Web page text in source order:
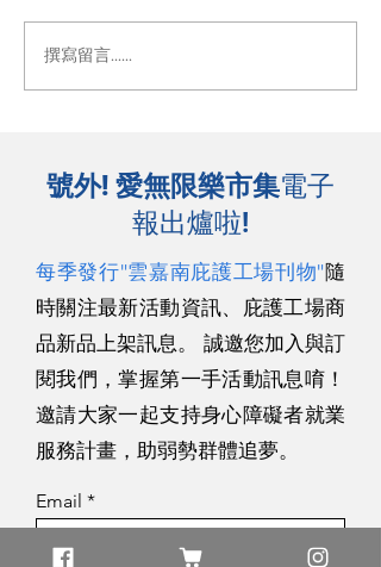
撰寫留言......
號外! 愛無限樂市集電子
報出爐啦!
每季發行"雲嘉南庇護工場刊物"隨
時關注最新活動資訊、庇護工場商
品新品上架訊息。 誠邀您加入與訂
閱我們，掌握第一手活動訊息唷！
邀請大家一起支持身心障礙者就業
服務計畫，助弱勢群體追夢。
Email